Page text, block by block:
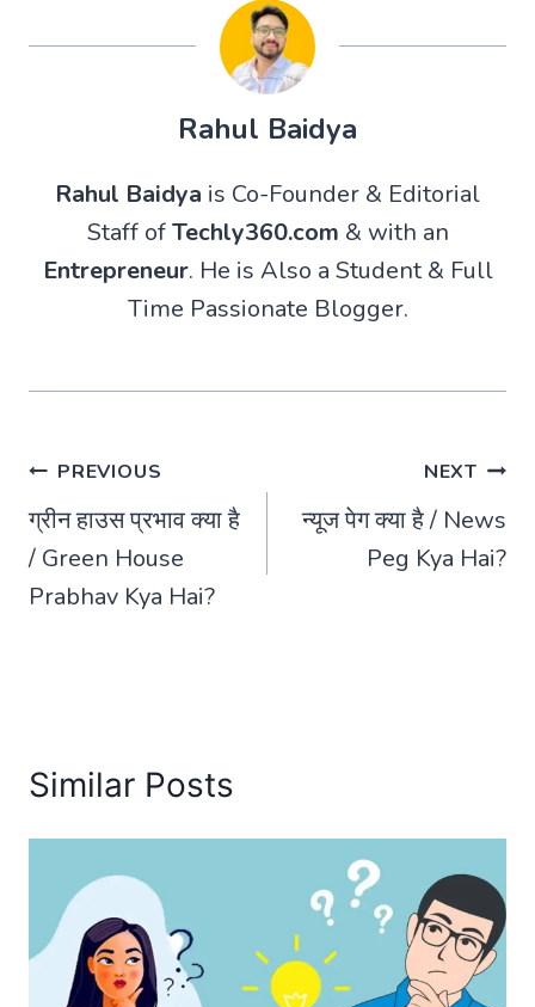
Rahul Baidya
Rahul Baidya is Co-Founder & Editorial
Staff ofTechly360.com & with an
Entrepreneur. He is Also a Student & Full
Time Passionate Blogger.
Post
navigation
PREVIOUS
ग्रीन हाउस प्रभाव क्या है
/ Green House
Prabhav Kya Hai?
NEXT
न्यूज पेग क्या है / News
Peg Kya Hai?
Similar Posts